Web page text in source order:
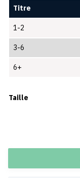
Titre
1-2
3-6
6+
Taille